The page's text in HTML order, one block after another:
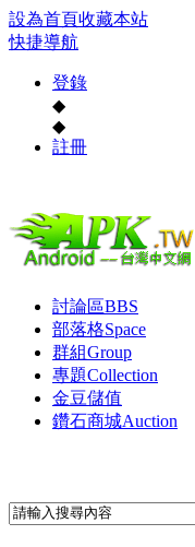
設為首頁收藏本站
快捷導航
登錄
◆
◆
註冊
討論區BBS
部落格Space
群組Group
專題Collection
金豆儲值
鑽石商城Auction